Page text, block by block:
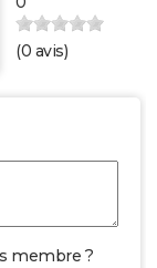
(0 avis)
membre ?